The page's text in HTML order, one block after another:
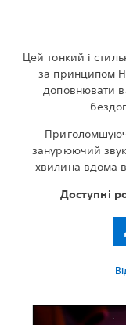
Цей тонкий і
за принципом
доповнювати
занурюючий
хвилина вдома
Доступні